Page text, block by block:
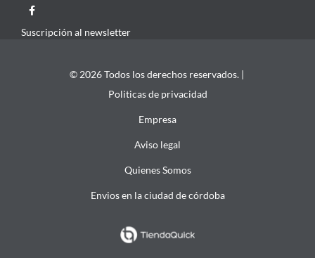
Suscripción al newsletter
© 2026 Todos los derechos reservados. |
Politicas de privacidad
Empresa
Aviso legal
Quienes Somos
Envios en la ciudad de córdoba